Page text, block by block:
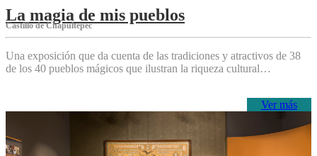
La magia de mis pueblos
Castillo de Chapultepec
Una exposición que da cuenta de las tradiciones y atractivos de 38
de los 40 pueblos mágicos que ilustran la riqueza cultural…
Ver más